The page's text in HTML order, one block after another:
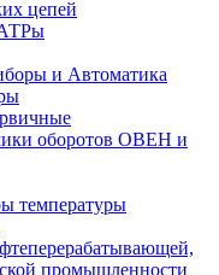
цепей
и Автоматика
оборотов ОВЕН и
температуры
промышленности